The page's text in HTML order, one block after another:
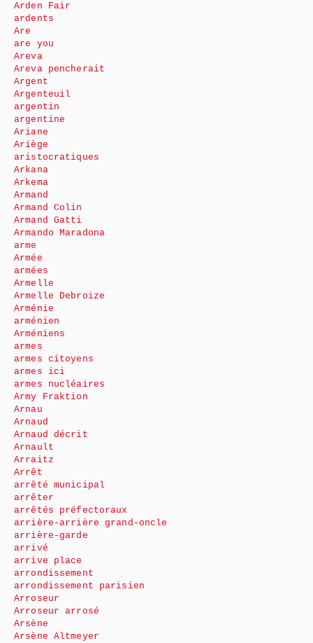
Arden Fair
ardents
Are
are you
Areva
Areva pencherait
Argent
Argenteuil
argentin
argentine
Ariane
Ariège
aristocratiques
Arkana
Arkema
Armand
Armand Colin
Armand Gatti
Armando Maradona
arme
Armée
armées
Armelle
Armelle Debroize
Arménie
arménien
Arméniens
armes
armes citoyens
armes ici
armes nucléaires
Army Fraktion
Arnau
Arnaud
Arnaud décrit
Arnault
Arraitz
Arrêt
arrêté municipal
arrêter
arrêtés préfectoraux
arrière-arrière grand-oncle
arrière-garde
arrivé
arrive place
arrondissement
arrondissement parisien
Arroseur
Arroseur arrosé
Arsène
Arsène Altmeyer